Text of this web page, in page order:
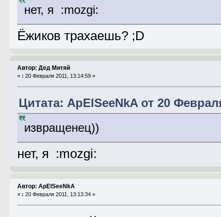
нет, я :mozgi:
Ёжиков трахаешь? ;D
Автор: Дед Митяй
« : 20 Февраля 2011, 13:14:59 »
Цитата: ApElSeeNkA от 20
извращенец))
нет, я :mozgi:
Автор: ApElSeeNkA
« : 20 Февраля 2011, 13:13:34 »